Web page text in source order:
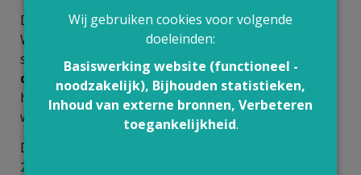
Dat neemt niet weg dat de
Wereldgezondheidsorganisatie eenzaamheid en
sociale afzondering aanziet als een
probleem voor
de volksgezondheid, vooral bij ouderen. Daarom is
het belangrijk dat ermaatregelen
genomen
worden om eenzaamheid te beperken (5).
Dat doen we in Vlaanderen met
2024
Wij gebruiken cookies voor volgende
doeleinden:
Basiswerking website (functioneel -
noodzakelijk), Bijhouden statistieken,
Inhoud van externe bronnen, Verbeteren
toegankelijkheid.